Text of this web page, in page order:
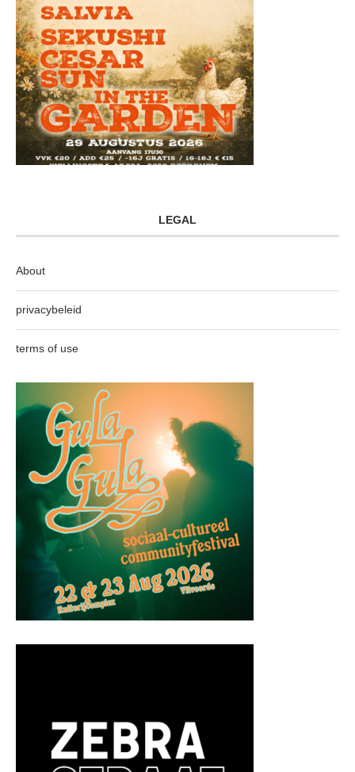
LEGAL
About
privacybeleid
terms of use